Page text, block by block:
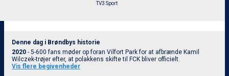
TV3 Sport
Denne dag i Brøndbys historie
2020 - 5-600 fans møder op foran Vilfort Park for at afbrænde Kamil
Wilczek-trøjer efter, at polakkens skifte til FCK bliver officielt.
Vis flere begivenheder